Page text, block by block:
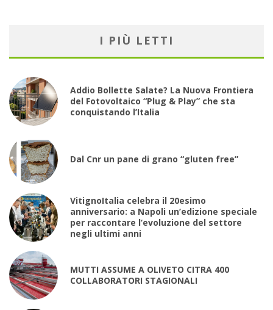
I PIÙ LETTI
Addio Bollette Salate? La Nuova Frontiera
del Fotovoltaico “Plug & Play” che sta
conquistando l’Italia
Dal Cnr un pane di grano “gluten free”
VitignoItalia celebra il 20esimo
anniversario: a Napoli un’edizione speciale
per raccontare l’evoluzione del settore
negli ultimi anni
MUTTI ASSUME A OLIVETO CITRA 400
COLLABORATORI STAGIONALI